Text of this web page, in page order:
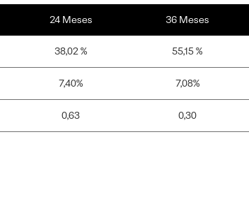
24 Meses 36 Meses
38,02 % 55,15 %
7,40% 7,08%
0,63 0,30